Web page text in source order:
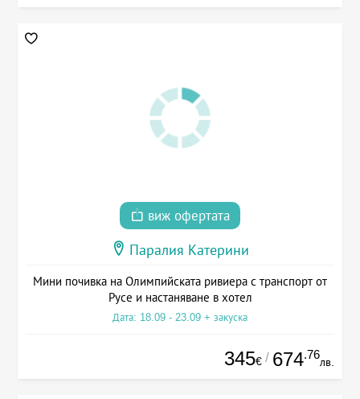
виж офертата
Паралия Катерини
Мини почивка на Олимпийската ривиера с транспорт от
Русе и настаняване в хотел
Дата: 18.09 - 23.09 + закуска
345€ / 674.76
лв.